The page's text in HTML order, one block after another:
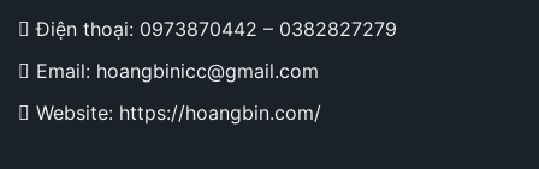
Điện thoại: 0973870442 – 0382827279
Email: hoangbinicc@gmail.com
Website: https://hoangbin.com/